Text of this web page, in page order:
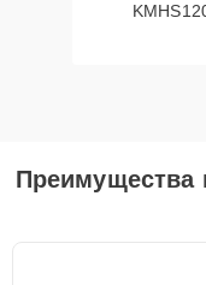
Преимущества